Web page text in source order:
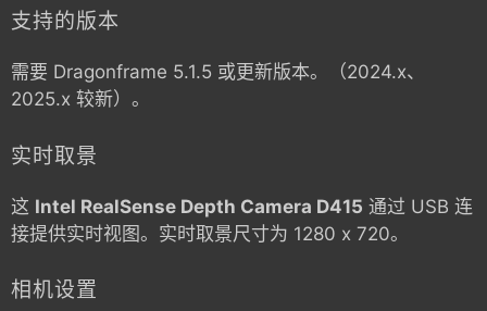
支持的版本
需要 Dragonframe 5.1.5 或更新版本。（2024.x、
2025.x 较新）。
实时取景
这 Intel RealSense Depth Camera D415 通过 USB 连
接提供实时视图。实时取景尺寸为 1280 x 720。
相机设置